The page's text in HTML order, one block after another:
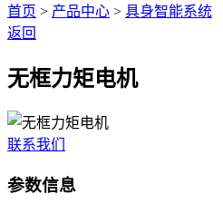
首页 > 产品中心 > 具身智能系统
返回
无框力矩电机
联系我们
参数信息